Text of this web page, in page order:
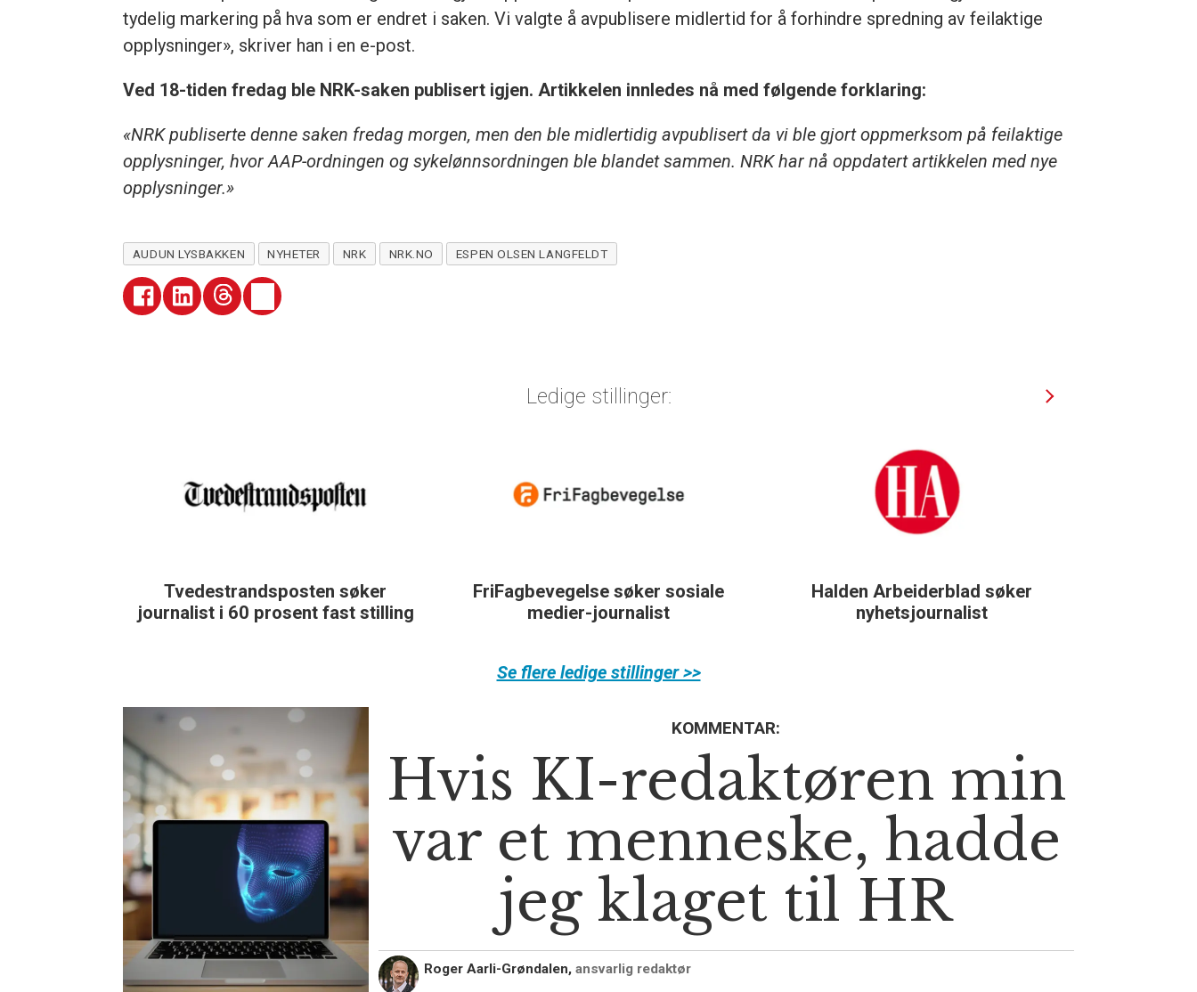
tydelig markering på hva som er endret i saken. Vi valgte å avpublisere midlertid for å forhindre spredning av feilaktige
opplysninger», skriver han i en e-post.
Ved 18-tiden fredag ble NRK-saken publisert igjen. Artikkelen innledes nå med følgende forklaring:
«NRK publiserte denne saken fredag morgen, men den ble midlertidig avpublisert da vi ble gjort oppmerksom på feilaktige
opplysninger, hvor AAP-ordningen og sykelønnsordningen ble blandet sammen. NRK har nå oppdatert artikkelen med nye
opplysninger.»
AUDUN LYSBAKKEN NYHETER NRK NRK.NO ESPEN OLSEN LANGFELDT
Ledige stillinger:
Tvedestrandsposten søker
journalist i 60 prosent fast stilling
FriFagbevegelse søker sosiale
medier-journalist
Halden Arbeiderblad søker
nyhetsjournalist
Se flere ledige stillinger >>
KOMMENTAR:
Hvis KI-redaktøren min
var et menneske, hadde
jeg klaget til HR
Roger Aarli-Grøndalen, ansvarlig redaktør